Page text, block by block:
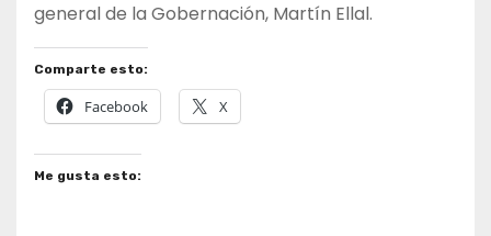
general de la Gobernación, Martín Ellal.
Comparte esto:
Facebook X
Me gusta esto: